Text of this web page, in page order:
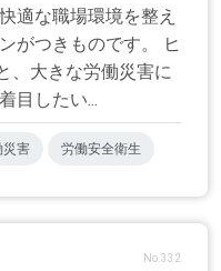
適な職場環境を整え
がつきものです。 ヒ
、大きな労働災害に
目したい...
災害 労働安全衛生
No.332